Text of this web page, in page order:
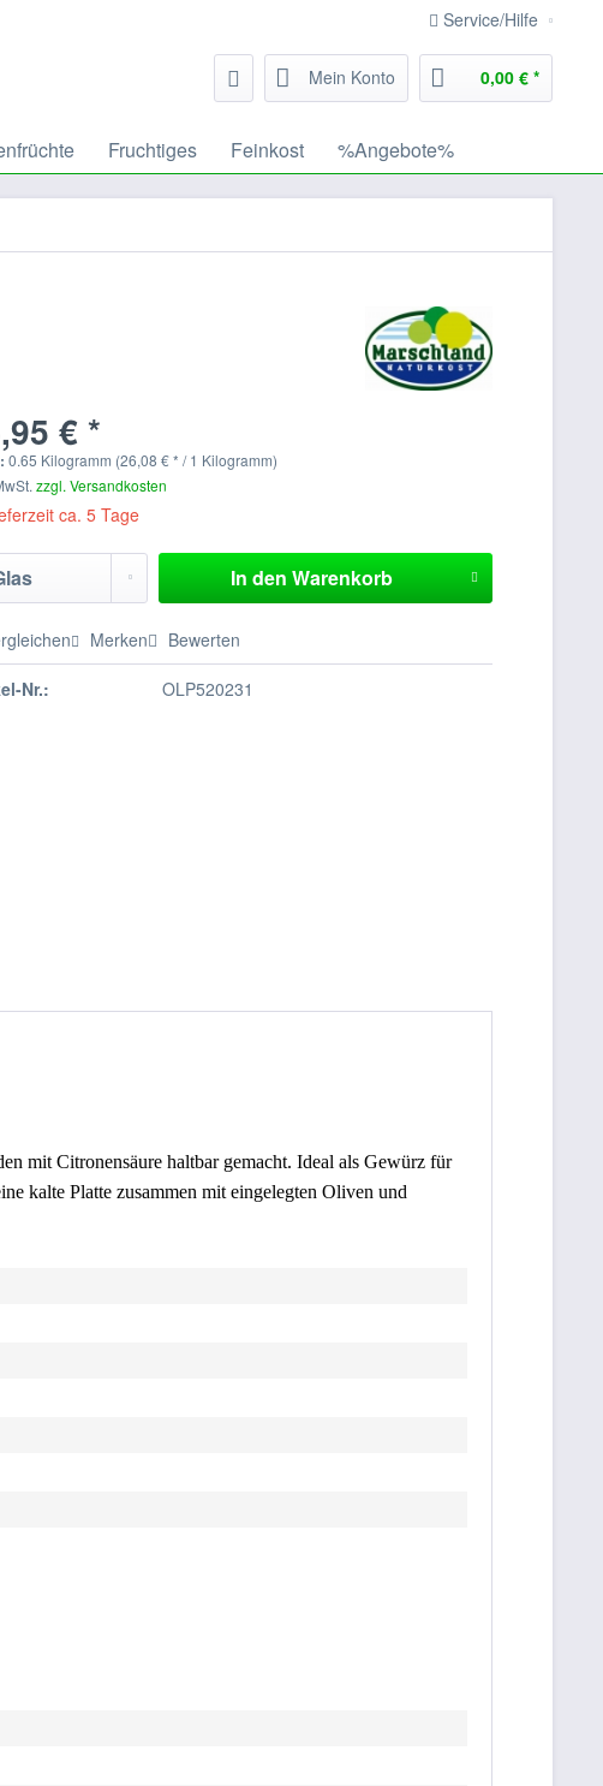
Service/Hilfe
Mein Konto 0,00 € *
Fruchtiges Feinkost %Angebote%
€ *
0.65 Kilogramm (26,08 € * / 1 Kilogramm)
zzgl. Versandkosten
ca. 5 Tage
In den Warenkorb
Merken Bewerten
Nr.: OLP520231
mit Citronensäure haltbar gemacht. Ideal als Gewürz für
kalte Platte zusammen mit eingelegten Oliven und